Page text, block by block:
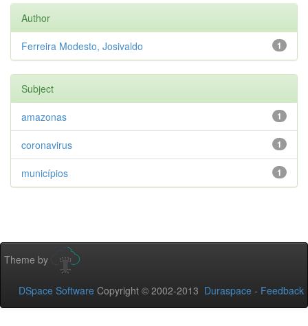
Author
1
Ferreira Modesto, Josivaldo
Subject
1
amazonas
1
coronavirus
1
municípios
Theme by
DSpace Software Copyright © 2002-2013 Duraspace - Feedback